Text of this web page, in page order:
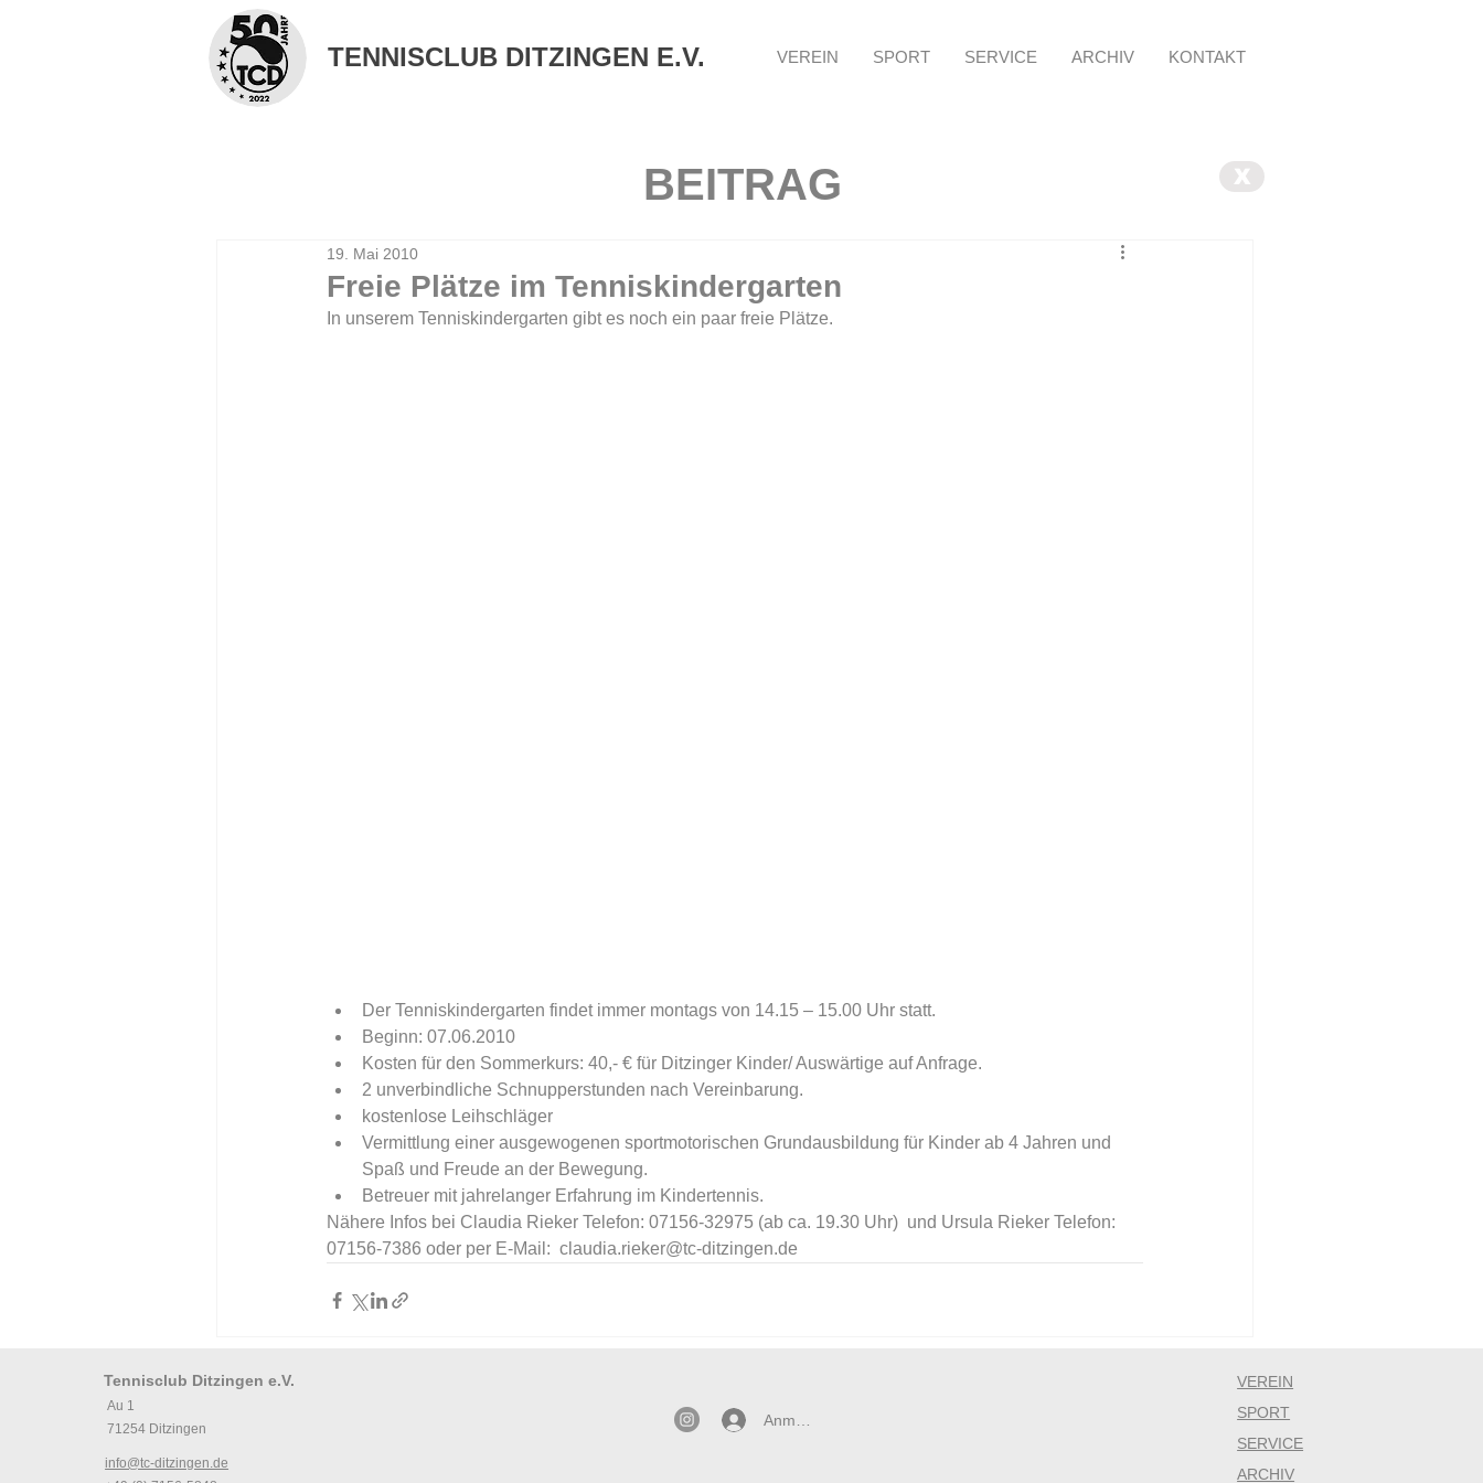
TENNISCLUB DITZINGEN E.V. VEREIN SPORT SERVICE ARCHIV KONTAKT
BEITRAG X
Freie Plätze im Tenniskindergarten
19. Mai 2010
In unserem Tenniskindergarten gibt es noch ein paar freie Plätze.
Der Tenniskindergarten findet immer montags von 14.15 – 15.00 Uhr statt.
Beginn: 07.06.2010
Kosten für den Sommerkurs: 40,- € für Ditzinger Kinder/ Auswärtige auf Anfrage.
2 unverbindliche Schnupperstunden nach Vereinbarung.
kostenlose Leihschläger
Vermittlung einer ausgewogenen sportmotorischen Grundausbildung für Kinder ab 4 Jahren und
Spaß und Freude an der Bewegung.
Betreuer mit jahrelanger Erfahrung im Kindertennis.
Nähere Infos bei Claudia Rieker Telefon: 07156-32975 (ab ca. 19.30 Uhr)  und Ursula Rieker Telefon:
07156-7386 oder per E-Mail:  claudia.rieker@tc-ditzingen.de
Tennisclub Ditzingen e.V.
Au 1
71254 Ditzingen
info@tc-ditzingen.de
Anmelden
VEREIN
SPORT
SERVICE
ARCHIV